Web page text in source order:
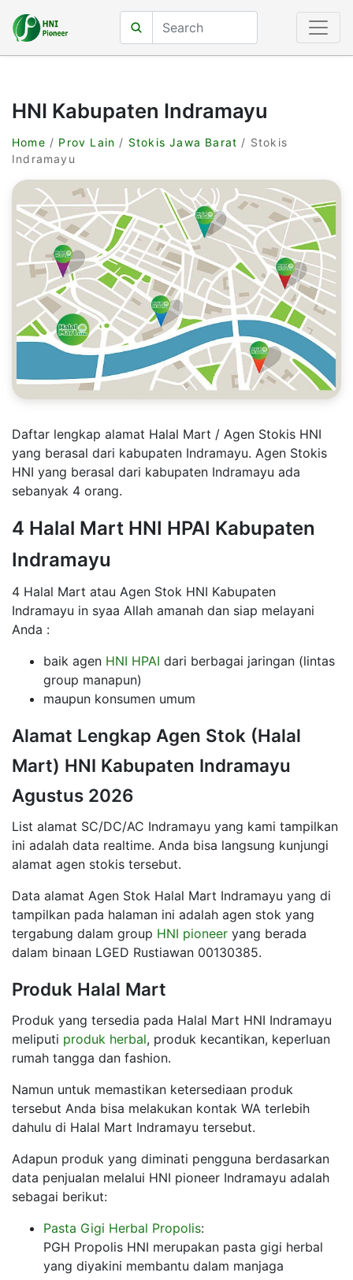
HNI Kabupaten Indramayu
Home / Prov Lain / Stokis Jawa Barat / Stokis
Indramayu
Daftar lengkap alamat Halal Mart / Agen Stokis HNI
yang berasal dari kabupaten Indramayu. Agen Stokis
HNI yang berasal dari kabupaten Indramayu ada
sebanyak 4 orang.
4 Halal Mart HNI HPAI Kabupaten
Indramayu
4 Halal Mart atau Agen Stok HNI Kabupaten
Indramayu in syaa Allah amanah dan siap melayani
Anda :
baik agen HNI HPAI dari berbagai jaringan (lintas
group manapun)
maupun konsumen umum
Alamat Lengkap Agen Stok (Halal
Mart) HNI Kabupaten Indramayu
Agustus 2026
List alamat SC/DC/AC Indramayu yang kami tampilkan
ini adalah data realtime. Anda bisa langsung kunjungi
alamat agen stokis tersebut.
Data alamat Agen Stok Halal Mart Indramayu yang di
tampilkan pada halaman ini adalah agen stok yang
tergabung dalam group HNI pioneer yang berada
dalam binaan LGED Rustiawan 00130385.
Produk Halal Mart
Produk yang tersedia pada Halal Mart HNI Indramayu
meliputi produk herbal, produk kecantikan, keperluan
rumah tangga dan fashion.
Namun untuk memastikan ketersediaan produk
tersebut Anda bisa melakukan kontak WA terlebih
dahulu di Halal Mart Indramayu tersebut.
Adapun produk yang diminati pengguna berdasarkan
data penjualan melalui HNI pioneer Indramayu adalah
sebagai berikut:
Pasta Gigi Herbal Propolis:
PGH Propolis HNI merupakan pasta gigi herbal
yang diyakini membantu dalam manjaga